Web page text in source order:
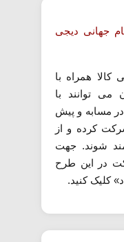
جهانی دیجی
همراه با
می توانند با
مسابه و پیش
کرده و از
مند شوند. جهت
در این طرح
کلیک کنید.